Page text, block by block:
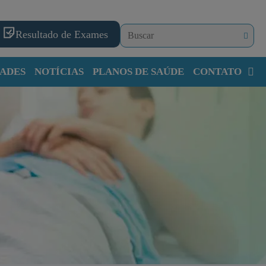
Resultado de Exames
NOTÍCIAS PLANOS DE SAÚDE CONTATO